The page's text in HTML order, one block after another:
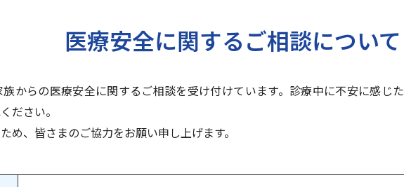
医療安全に関するご相談について
からの医療安全に関するご相談を受け付けています。診療中に不安に感じ
ださい。
め、皆さまのご協力をお願い申し上げます。